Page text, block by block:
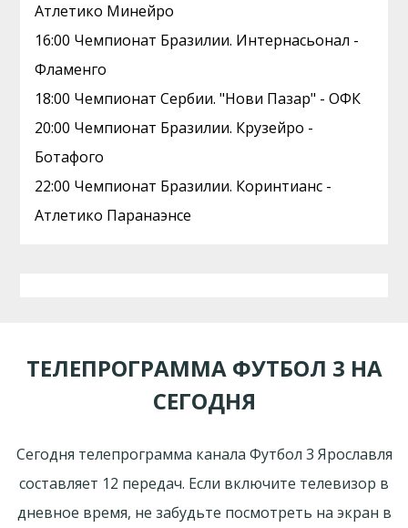
Атлетико Минейро
16:00 Чемпионат Бразилии. Интернасьонал -
Фламенго
18:00 Чемпионат Сербии. "Нови Пазар" - ОФК
20:00 Чемпионат Бразилии. Крузейро -
Ботафого
22:00 Чемпионат Бразилии. Коринтианс -
Атлетико Паранаэнсе
ТЕЛЕПРОГРАММА ФУТБОЛ 3 НА
СЕГОДНЯ
Сегодня телепрограмма канала Футбол 3 Ярославля
составляет 12 передач. Если включите телевизор в
дневное время, не забудьте посмотреть на экран в